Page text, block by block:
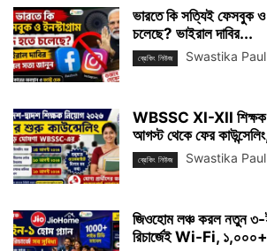
ভারতে কি সত্যিই ফেসবুক ও
চলেছে? ভাইরাল দাবির...
ব্রেকিং নিউজ Swastika Paul
WBSSC XI-XII শিক্ষক
আগস্ট থেকে ফের
ব্রেকিং নিউজ Swastika Paul
জিওহোম লঞ্চ করল নতুন ৩-
রিচার্জেই Wi-Fi,